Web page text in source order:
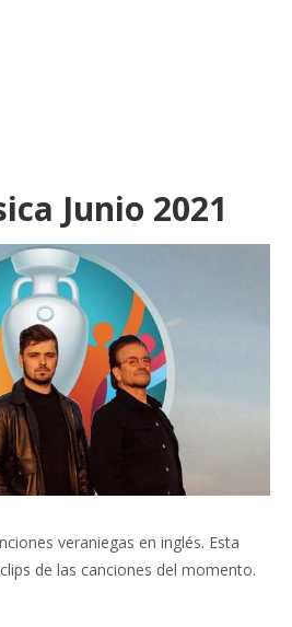
Junio 2021
veraniegas en inglés. Esta
de las canciones del momento.